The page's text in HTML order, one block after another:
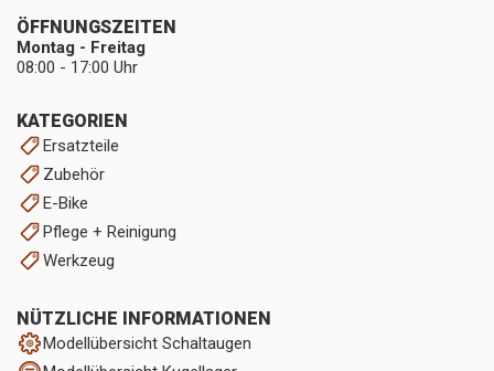
KATEGORIEN
Ersatzteile
Zubehör
E-Bike
Pflege + Reinigung
Werkzeug
NÜTZLICHE INFORMATIONEN
Modellübersicht Schaltaugen
ÖFFNUNGSZEITEN
Montag - Freitag
08:00 - 17:00 Uhr